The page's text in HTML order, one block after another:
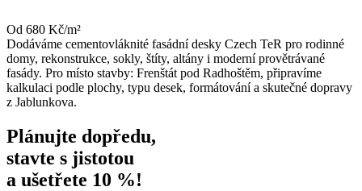
Od 680 Kč/m²
Dodáváme cementovláknité fasádní desky Czech TeR pro rodinné
domy, rekonstrukce, sokly, štíty, altány i moderní provětrávané
fasády. Pro místo stavby: Frenštát pod Radhoštěm, připravíme
kalkulaci podle plochy, typu desek, formátování a skutečné dopravy
z Jablunkova.
Plánujte dopředu,
stavte s jistotou
a ušetřete 10 %!